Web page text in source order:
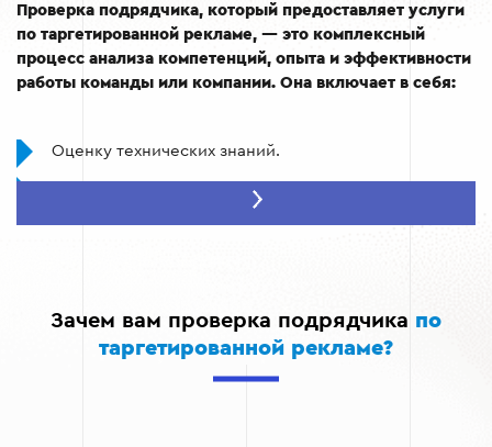
Проверка подрядчика, который предоставляет услуги
по таргетированной рекламе, — это комплексный
процесс анализа компетенций, опыта и эффективности
работы команды или компании. Она включает в себя:
Оценку технических знаний.
Зачем вам проверка подрядчика по
таргетированной рекламе?